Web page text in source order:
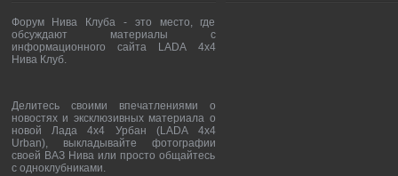
Форум Нива Клуба - это место, где
обсуждают материалы с
информационного сайта LADA 4x4
Нива Клуб.
Делитесь своими впечатлениями о
новостях и эксклюзивных материала о
новой Лада 4х4 Урбан (LADA 4x4
Urban), выкладывайте фотографии
своей ВАЗ Нива или просто общайтесь
с одноклубниками.